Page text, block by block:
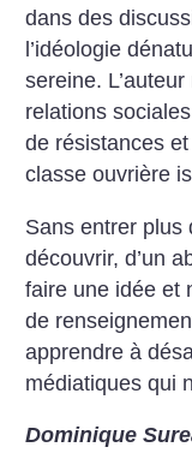
dans des
l’idéologie
sereine.
relations
de résistances et
classe ouvrière
Sans entrer plus
découvrir, d’un
faire une idée et
de
apprendre à
médiatiques qui
Dominique